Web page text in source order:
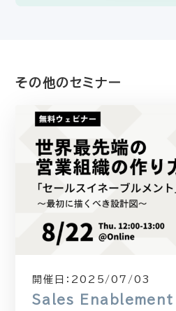
その他のセミナー
開催日： 2025/07/03
Sales Enablement